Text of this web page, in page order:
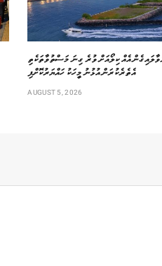
އެއް ކިލޯއަށް ވުރެ ގިނަ މަސްތުވާތަކެތި
އެތެރެކުރަން އުޅުނު މީހަކު ހައްޔަރުކޮށްފި
AUGUST 5, 2026